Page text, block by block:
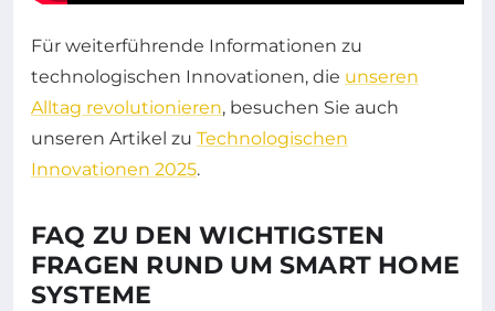
Für weiterführende Informationen zu
technologischen Innovationen, die unseren
Alltag revolutionieren, besuchen Sie auch
unseren Artikel zu Technologischen
Innovationen 2025.
FAQ ZU DEN WICHTIGSTEN
FRAGEN RUND UM SMART HOME
SYSTEME